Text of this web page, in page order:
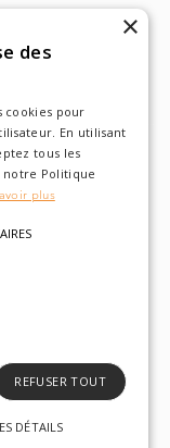
×
des
cookies pour
En utilisant
tous les
Politique
plus
REFUSER TOUT
DÉTAILS